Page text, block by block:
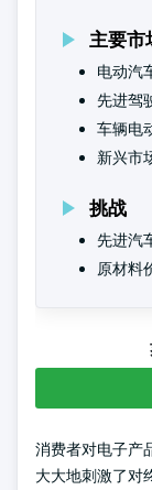
主要市
电动汽
先进驾
车辆电
新兴市
挑战
先进汽
原材料
消费者对电子产
大大地刺激了对